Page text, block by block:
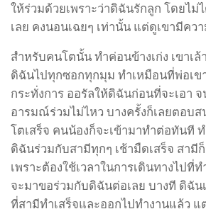
ให้ร่วมด้วยเพราะว่าดิฉันรักลูก โดยไ
เลย คงนอนเฉยๆ เท่านั้น แต่ดูเขามีคว
สำหรับคนโตนั้น ทำค่อนข้างเก่ง เขาเ
ดิฉันไปทุกซอกทุกมุม ทำเหมือนที่พ่อเข
กระทั่งการ ออรัลให้ดิฉันก่อนที่จะเอา
อารมณ์ร่วมไม่ไหว บางครั้งก็เลยตอบส
โตเสร็จ คนน้องก็จะเข้ามาทำต่อทันที
ดิฉันร่วมกับสามีทุกๆ เช้ามืดเสร็จ สามี
เพราะต้องใช้เวลาในการเดินทางไปที่
จะมาขอร่วมกับดิฉันต่อเลย บางที ดิฉัน
ที่สามีทำเสร็จและออกไปทำงานแล้ว แ